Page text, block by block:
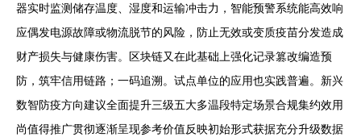
器实时监测储存温度、湿度和运输冲击力，智能预警系统能高效响
应偶发电源故障或物流脱节的风险，防止无效或变质疫苗分发造成
财产损失与健康伤害。区块链又在此基础上强化记录篡改编造预
防，筑牢信用链路；一码追溯。试点单位的应用也实践普遍。新兴
数智防疫方向建议全面提升三级五大多温段特定场景合规集约效用
尚值得推广贯彻逐渐呈现参考价值反映初始形式获据充分升级数据